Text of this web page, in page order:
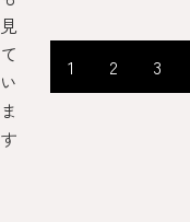
見
て
い
ま
す
1 2 3